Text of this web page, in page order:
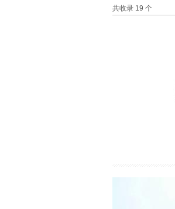
共收录 19 个